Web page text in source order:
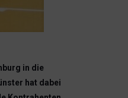
in die
hat dabei